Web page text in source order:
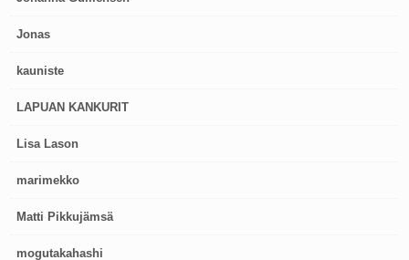
Jonas
kauniste
LAPUAN KANKURIT
Lisa Lason
marimekko
Matti Pikkujämsä
mogutakahashi